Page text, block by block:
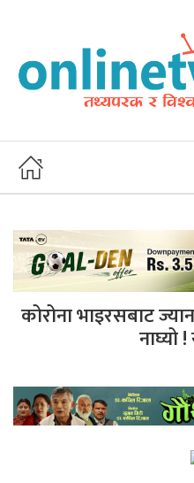
कोरोना भाइरसबाट
नाघ्यो